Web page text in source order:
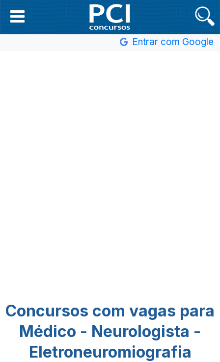
Entrar com Google
Concursos com vagas para
Médico - Neurologista -
Eletroneuromiografia